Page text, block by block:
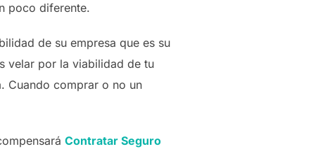
poco diferente.
de su empresa que es su
velar por la viabilidad de tu
Cuando comprar o no un
Contratar Seguro